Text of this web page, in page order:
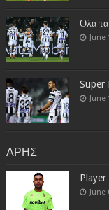
Όλα
June
Super
June
ΑΡΗΣ
Player
June